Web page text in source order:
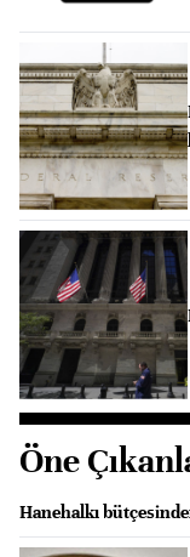
Öne
Hanehalkı